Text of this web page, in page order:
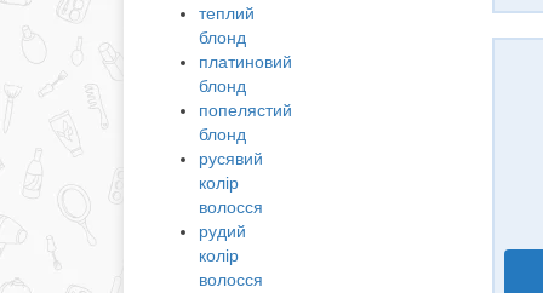
теплий
блонд
платиновий
блонд
попелястий
блонд
русявий
колір
волосся
рудий
колір
волосся